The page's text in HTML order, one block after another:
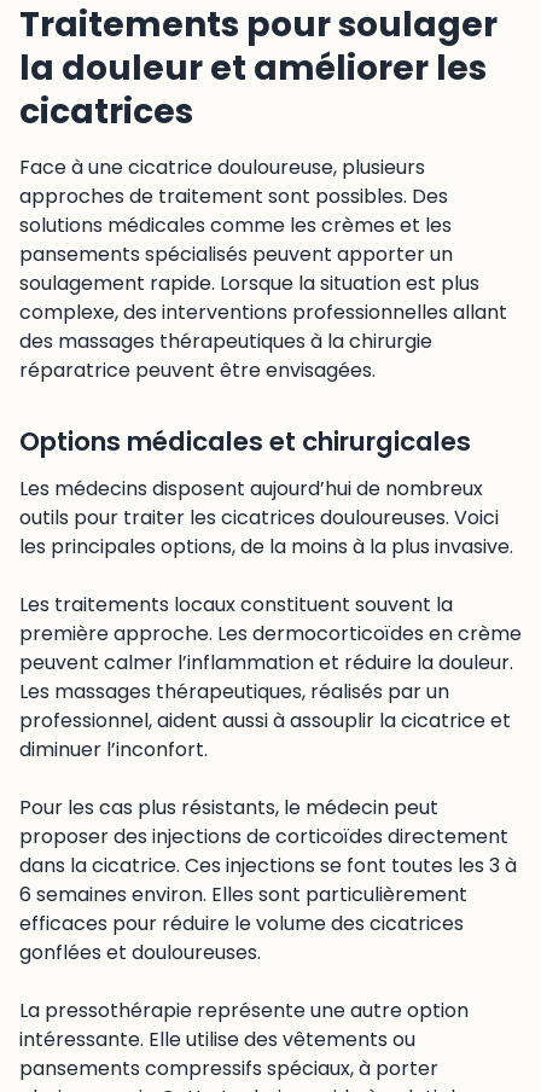
Traitements pour soulager
la douleur et améliorer les
cicatrices
Face à une cicatrice douloureuse, plusieurs
approches de traitement sont possibles. Des
solutions médicales comme les crèmes et les
pansements spécialisés peuvent apporter un
soulagement rapide. Lorsque la situation est plus
complexe, des interventions professionnelles allant
des massages thérapeutiques à la chirurgie
réparatrice peuvent être envisagées.
Options médicales et chirurgicales
Les médecins disposent aujourd’hui de nombreux
outils pour traiter les cicatrices douloureuses. Voici
les principales options, de la moins à la plus invasive.
Les traitements locaux constituent souvent la
première approche. Les dermocorticoïdes en crème
peuvent calmer l’inflammation et réduire la douleur.
Les massages thérapeutiques, réalisés par un
professionnel, aident aussi à assouplir la cicatrice et
diminuer l’inconfort.
Pour les cas plus résistants, le médecin peut
proposer des injections de corticoïdes directement
dans la cicatrice. Ces injections se font toutes les 3 à
6 semaines environ. Elles sont particulièrement
efficaces pour réduire le volume des cicatrices
gonflées et douloureuses.
La pressothérapie représente une autre option
intéressante. Elle utilise des vêtements ou
pansements compressifs spéciaux, à porter